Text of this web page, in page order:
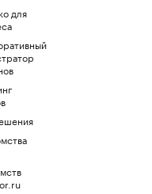
для